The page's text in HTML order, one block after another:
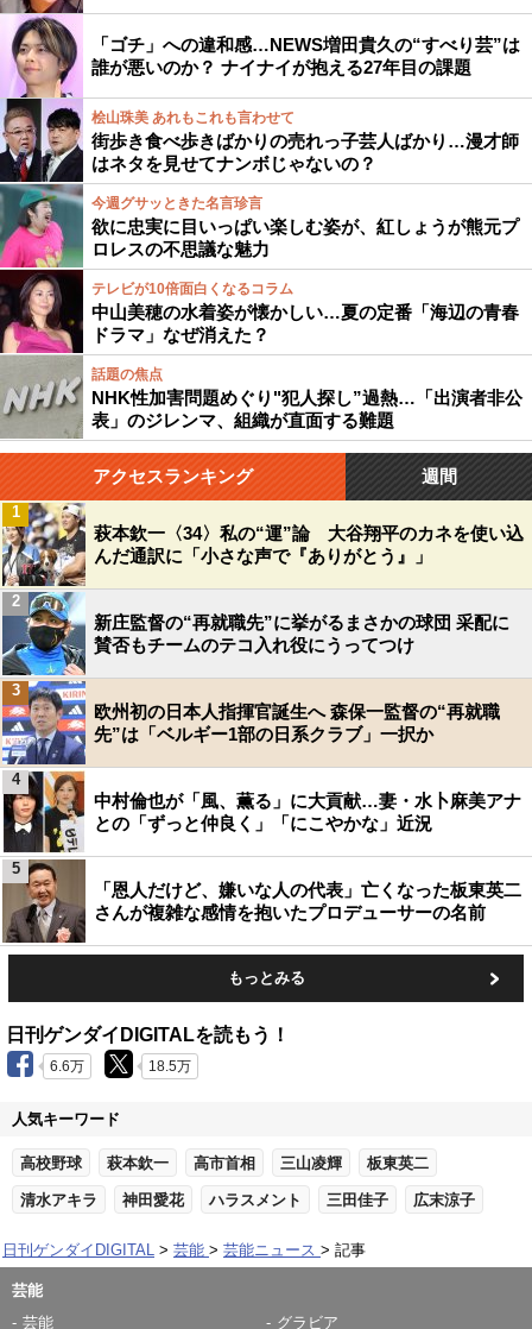
「ゴチ」への違和感…NEWS増田貴久の“すべり芸”は
誰が悪いのか？ ナイナイが抱える27年目の課題
桧山珠美 あれもこれも言わせて
街歩き食べ歩きばかりの売れっ子芸人ばかり…漫才師
はネタを見せてナンボじゃないの？
今週グサッときた名言珍言
欲に忠実に目いっぱい楽しむ姿が、紅しょうが熊元プ
ロレスの不思議な魅力
テレビが10倍面白くなるコラム
中山美穂の水着姿が懐かしい…夏の定番「海辺の青春
ドラマ」なぜ消えた？
話題の焦点
NHK性加害問題めぐり"犯人探し”過熱…「出演者非公
表」のジレンマ、組織が直面する難題
アクセスランキング 週間
萩本欽一〈34〉私の“運”論 大谷翔平のカネを使い込
んだ通訳に「小さな声で『ありがとう』」
1
新庄監督の“再就職先”に挙がるまさかの球団 采配に
賛否もチームのテコ入れ役にうってつけ
2
欧州初の日本人指揮官誕生へ 森保一監督の“再就職
先”は「ベルギー1部の日系クラブ」一択か
3
中村倫也が「風、薫る」に大貢献…妻・水卜麻美アナ
との「ずっと仲良く」「にこやかな」近況
4
「恩人だけど、嫌いな人の代表」亡くなった板東英二
さんが複雑な感情を抱いたプロデューサーの名前
5
もっとみる
日刊ゲンダイDIGITALを読もう！
6.6万 18.5万
人気キーワード
高校野球 萩本欽一 高市首相 三山凌輝 板東英二
清水アキラ 神田愛花 ハラスメント 三田佳子 広末涼子
日刊ゲンダイDIGITAL 芸能 芸能ニュース 記事
芸能
芸能
グラビア